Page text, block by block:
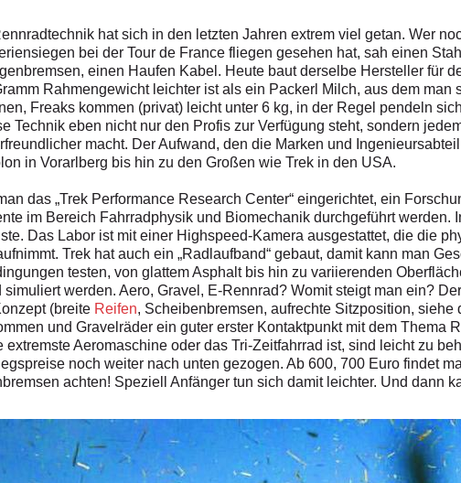
hat sich in den letzten Jahren extrem viel getan. Wer
bei der Tour de France fliegen gesehen hat, sah einen
einen Haufen Kabel. Heute baut derselbe Hersteller für
Rahmengewicht leichter ist als ein Packerl Milch, aus dem
Freaks kommen (privat) leicht unter 6 kg, in der Regel pendeln
Technik eben nicht nur den Profis zur Verfügung steht, sondern
macht. Der Aufwand, den die Marken und
in Vorarlberg bis hin zu den Großen wie Trek in den USA.
das „Trek Performance Research Center“ eingerichtet, ein
im Bereich Fahrradphysik und Biomechanik durchgeführt
Das Labor ist mit einer Highspeed-­Kamera ausgestattet, die die
Trek hat auch ein „Radlaufband“ gebaut, damit kann man
testen, von glattem Asphalt bis hin zu variierenden
simuliert werden. Aero, Gravel, E-Rennrad? Womit steigt man ein?
(breite Reifen, Scheibenbremsen, aufrechte Sitzposition, siehe
und Gravelräder ein guter erster Kontaktpunkt mit dem Thema
extremste Aeromaschine oder das Tri-Zeitfahrrad ist, sind leicht zu
noch weiter nach unten gezogen. Ab 600, 700 Euro findet
achten! Speziell Anfänger tun sich damit leichter. Und dann